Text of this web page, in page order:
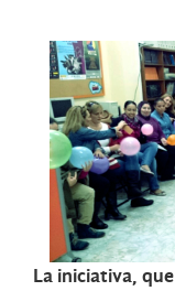
La iniciativa,